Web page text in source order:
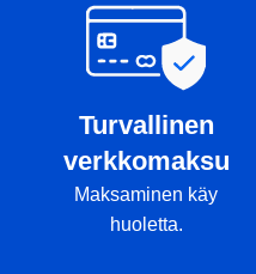
Turvallinen
verkkomaksu
Maksaminen käy
huoletta.